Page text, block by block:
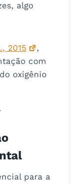
algo
2015
,
com
oxigênio
para a